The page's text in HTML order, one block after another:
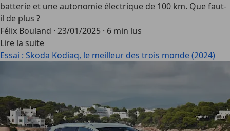
batterie et une autonomie électrique de 100 km. Que faut-
il de plus ?
Félix Bouland · 23/01/2025 · 6 min lus
Lire la suite
Essai : Skoda Kodiaq, le meilleur des trois monde (2024)